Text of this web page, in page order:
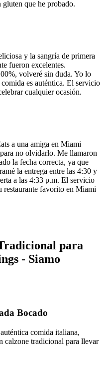
gluten que he probado.
y la sangría de primera
fueron excelentes.
volveré sin duda. Yo lo
es auténtica. El servicio
cualquier ocasión.
a una amiga en Miami
no olvidarlo. Me llamaron
la fecha correcta, ya que
la entrega entre las 4:30 y
a las 4:33 p.m. El servicio
restaurante favorito en Miami
para
- Siamo
Bocado
comida italiana,
calzone tradicional para llevar